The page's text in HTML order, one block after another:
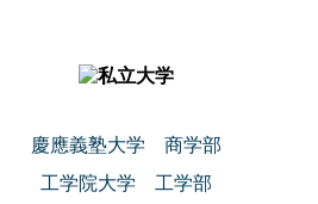
慶應義塾大学 商学部
工学院大学 工学部